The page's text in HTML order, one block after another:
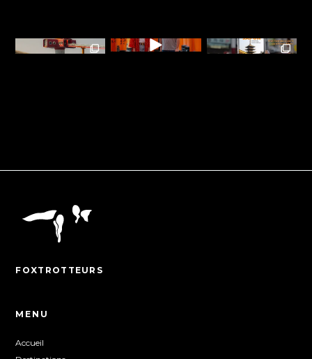
FOXTROTTEURS
MENU
Accueil